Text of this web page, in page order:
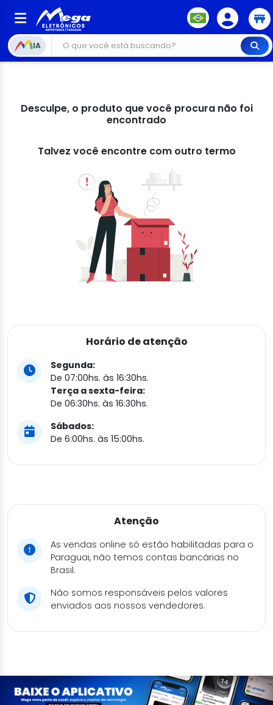
IA
Desculpe, o produto que você procura não foi
encontrado
Talvez você encontre com outro termo
Horário de atenção
Segunda:
De 07:00hs. às 16:30hs.
Terça a sexta-feira:
De 06:30hs. às 16:30hs.
Sábados:
De 6:00hs. às 15:00hs.
Atenção
As vendas online só estão habilitadas para o
Paraguai, não temos contas bancárias no
Brasil.
Não somos responsáveis pelos valores
enviados aos nossos vendedores.